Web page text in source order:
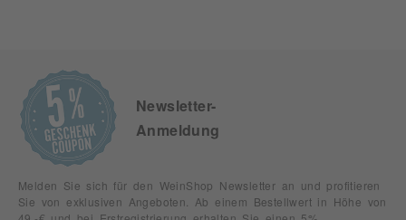
Newsletter-
Anmeldung
Melden Sie sich für den WeinShop Newsletter an und profitieren
Sie von exklusiven Angeboten. Ab einem Bestellwert in Höhe von
49,-€ und bei Erstregistrierung erhalten Sie einen 5%